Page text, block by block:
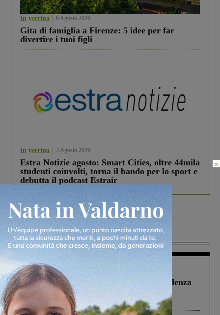
In vetrina 6 Agosto 2026
Gita di famiglia a Firenze: 5 idee per far
divertire i tuoi figli
In vetrina 3 Agosto 2026
Estra Notizie agosto: Smart Cities, oltre 44mila
studenti coinvolti, torna il bando per lo sport e
debutta il podcast Estrair
Più lette
Figline Incisa Valdarno 1 Agosto 2026
Piscina di Figline finanziata oltre la scadenza
Pnrr, il gruppo di Fratelli d’Italia: “Un
ringraziamento al Governo”
×